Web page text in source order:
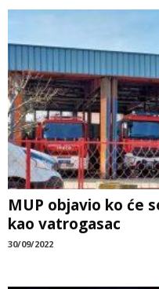
MUP objavio ko će
kao vatrogasac
30/09/2022